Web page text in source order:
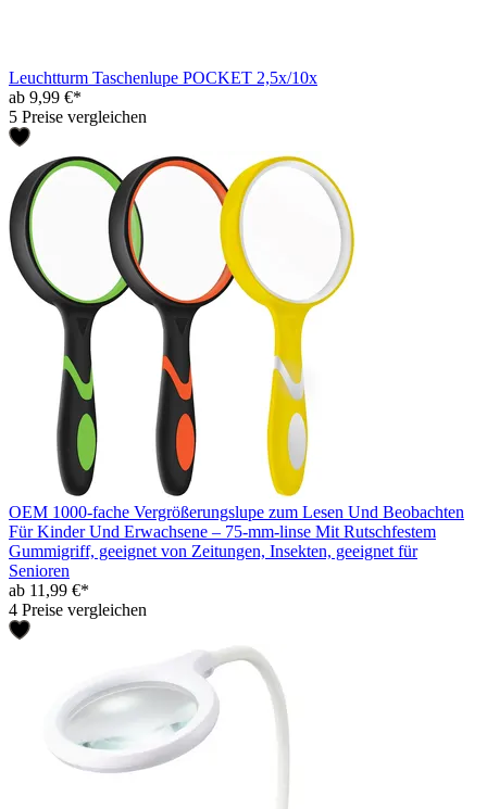
Leuchtturm Taschenlupe POCKET 2,5x/10x
ab 9,99 €*
5 Preise vergleichen
OEM 1000-fache Vergrößerungslupe zum Lesen Und Beobachten
Für Kinder Und Erwachsene – 75-mm-linse Mit Rutschfestem
Gummigriff, geeignet von Zeitungen, Insekten, geeignet für
Senioren
ab 11,99 €*
4 Preise vergleichen